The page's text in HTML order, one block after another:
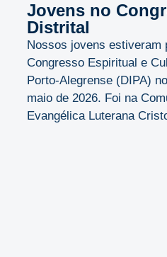
Jovens no
Distrital
Nossos jovens estiveram
Congresso Espiritual e
Porto-Alegrense (DIPA)
maio de 2026. Foi na
Evangélica Luterana